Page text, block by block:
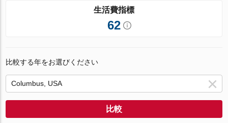
生活費指標
62
比較する年をお選びください
比較